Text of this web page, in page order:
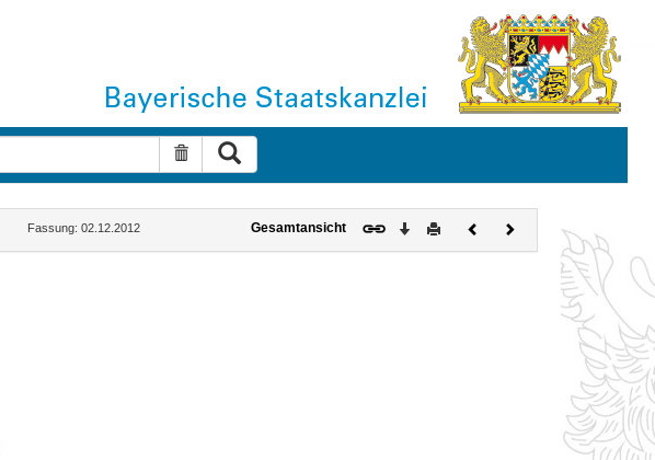
Suche zurücksetzen
Fassung: 02.12.2012 Gesamtansicht Download
DruckenVorherigesNächstes
Dokument